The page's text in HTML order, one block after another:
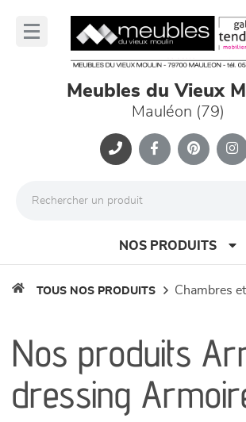
Meubles du Vieux
Mauléon (79)
NOS PRODUITS
séjours
meubles de complément
TOUS NOS PRODUITS chambres
Nos produits
dressing